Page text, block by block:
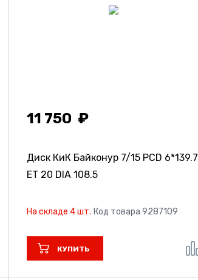
11 750
Диск КиК Байконур 7/15 PCD 6*139.7
ET 20 DIA 108.5
На складе 4 шт. Код товара 9287109
КУПИТЬ